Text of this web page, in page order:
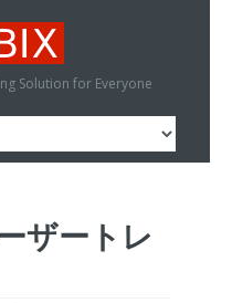
Solution for Everyone
ザートレ